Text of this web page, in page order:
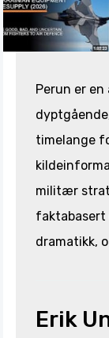
Perun er en
timelange
militær
faktabasert
dramatikk,
Erik